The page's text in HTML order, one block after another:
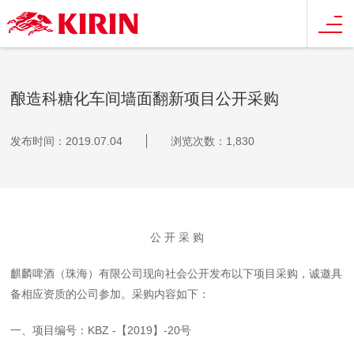
酿造科糖化车间墙面翻新项目公开采购
发布时间：2019.07.04 浏览次数：1,830
公 开 采 购
麒麟啤酒（珠海）有限公司现向社会公开发布以下项目采购，诚邀具
备相应资质的公司参加。采购内容如下：
一、项目编号：KBZ -【2019】-20号